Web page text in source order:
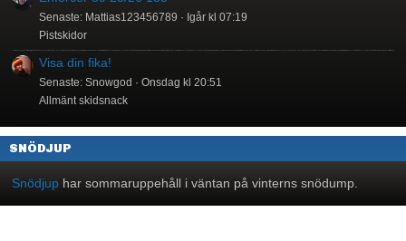
Senaste: Mattias123456789
Igår kl 07:19
Pistskidor
Visa din fika!
Senaste: Snowgod
Onsdag kl 20:51
Allmänt skidsnack
SNÖDJUP
Snödjup har sommaruppehåll i väntan på vinterns snödump.